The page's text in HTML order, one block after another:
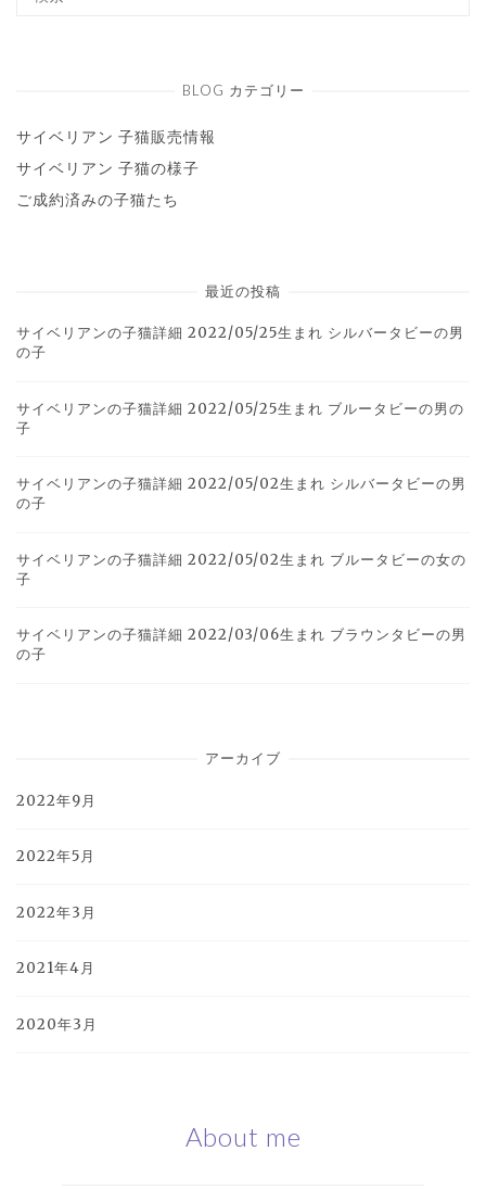
BLOG カテゴリー
サイベリアン 子猫販売情報
サイベリアン 子猫の様子
ご成約済みの子猫たち
最近の投稿
サイベリアンの子猫詳細 2022/05/25生まれ シルバータビーの男
の子
サイベリアンの子猫詳細 2022/05/25生まれ ブルータビーの男の
子
サイベリアンの子猫詳細 2022/05/02生まれ シルバータビーの男
の子
サイベリアンの子猫詳細 2022/05/02生まれ ブルータビーの女の
子
サイベリアンの子猫詳細 2022/03/06生まれ ブラウンタビーの男
の子
アーカイブ
2022年9月
2022年5月
2022年3月
2021年4月
2020年3月
About me